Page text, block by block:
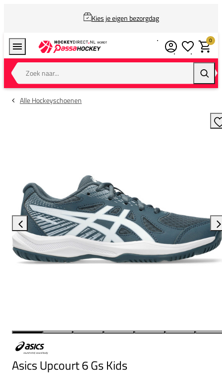
Kies je eigen bezorgdag
Zoek naar...
0
Alle Hockeyschoenen
Asics Upcourt 6 Gs Kids